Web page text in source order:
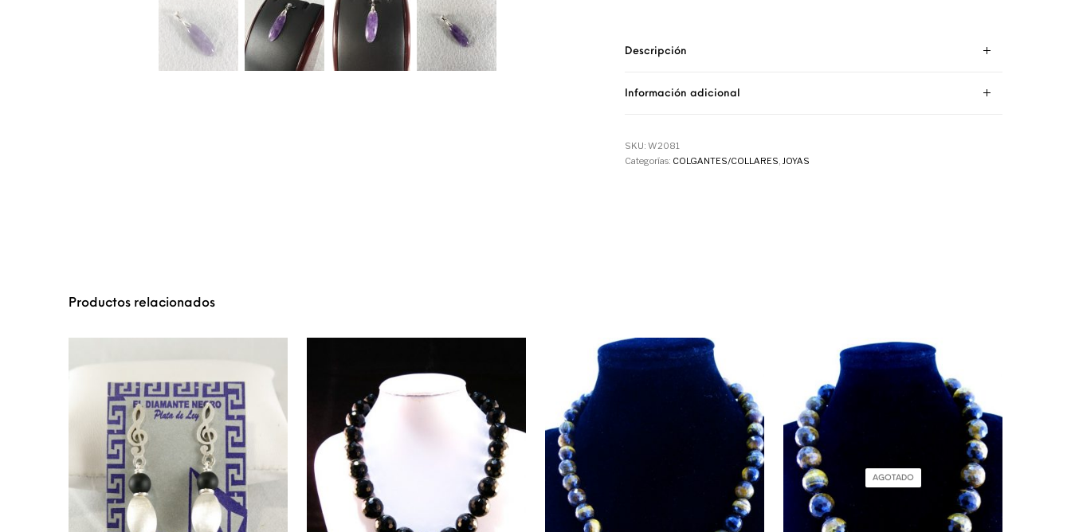
Descripción
Información adicional
SKU: W2081
Categorías: COLGANTES/COLLARES JOYAS
Productos relacionados
AGOTADO